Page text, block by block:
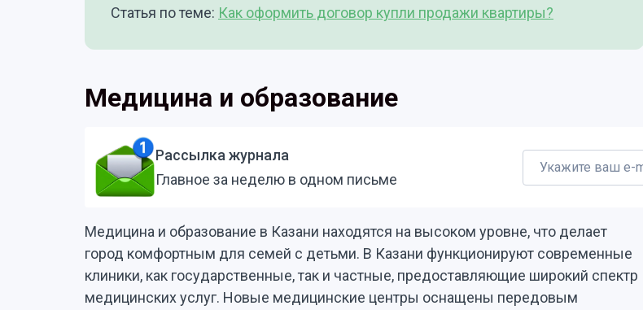
Статья по теме: Как оформить договор купли продажи квартиры?
Медицина и образование
Рассылка журнала
Главное за неделю в одном письме
Медицина и образование в Казани находятся на высоком уровне, что делает
город комфортным для семей с детьми. В Казани функционируют современные
клиники, как государственные, так и частные, предоставляющие широкий спектр
медицинских услуг. Новые медицинские центры оснащены передовым